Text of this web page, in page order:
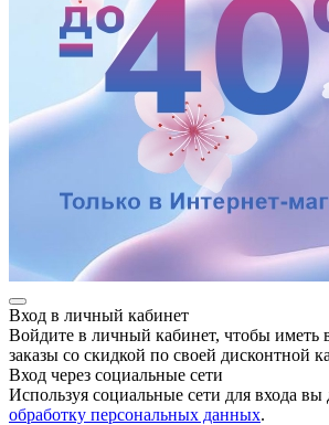
Вход в личный кабинет
Войдите в личный кабинет, чтобы иметь
заказы со скидкой по своей дисконтной
Вход через социальные сети
Используя социальные сети для входа вы
обработку персональных данных.